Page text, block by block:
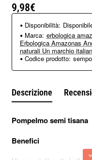
9,98€
Disponibilità:
Marca: erbologica
Erbologica Amazonas
naturali Un marchio
Codice prodotto:
Descrizione
Pompelmo semi tisana
Benefici